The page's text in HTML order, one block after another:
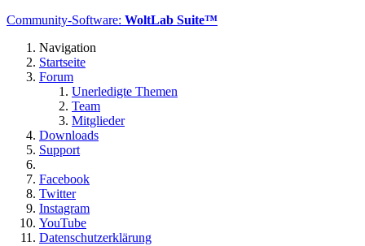
Community-Software: WoltLab Suite™
Navigation
Startseite
Forum
Unerledigte Themen
Team
Mitglieder
Downloads
Support
Facebook
Twitter
Instagram
YouTube
Datenschutzerklärung